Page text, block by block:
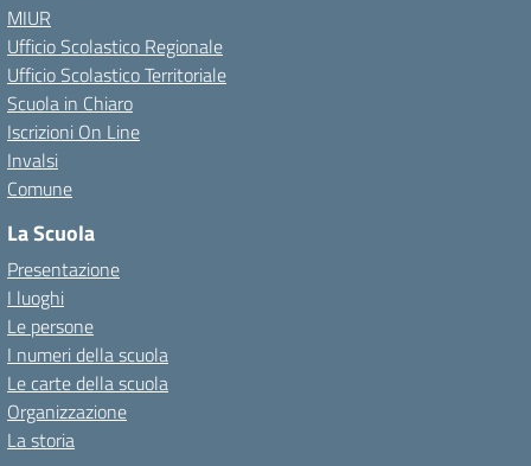
MIUR
Ufficio Scolastico Regionale
Ufficio Scolastico Territoriale
Scuola in Chiaro
Iscrizioni On Line
Invalsi
Comune
La Scuola
Presentazione
I luoghi
Le persone
I numeri della scuola
Le carte della scuola
Organizzazione
La storia